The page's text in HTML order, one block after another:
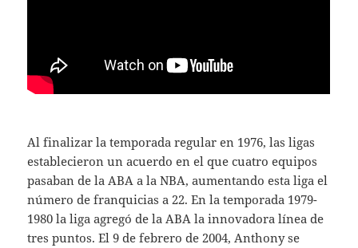
Al finalizar la temporada regular en 1976, las ligas
establecieron un acuerdo en el que cuatro equipos
pasaban de la ABA a la NBA, aumentando esta liga el
número de franquicias a 22. En la temporada 1979-
1980 la liga agregó de la ABA la innovadora línea de
tres puntos. El 9 de febrero de 2004, Anthony se